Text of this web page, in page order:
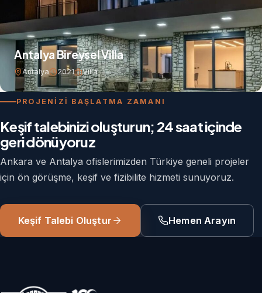
Antalya Bireysel Villa
Antalya 2021 Villa
PROJENİZİ BAŞLATMA ZAMANI
Keşif talebinizi oluşturun; 24 saat içinde
geri dönüyoruz
Ankara ve Antalya ofislerimizden Türkiye geneli projeler
için ön görüşme, keşif ve fizibilite hizmeti sunuyoruz.
Keşif Talebi Oluştur Hemen Arayın